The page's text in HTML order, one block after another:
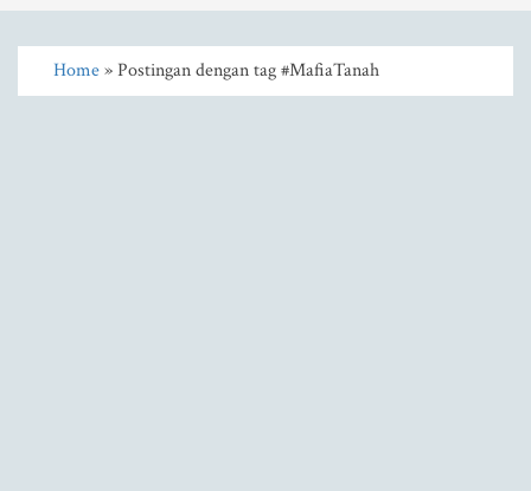
Home» Postingan dengan tag #MafiaTanah